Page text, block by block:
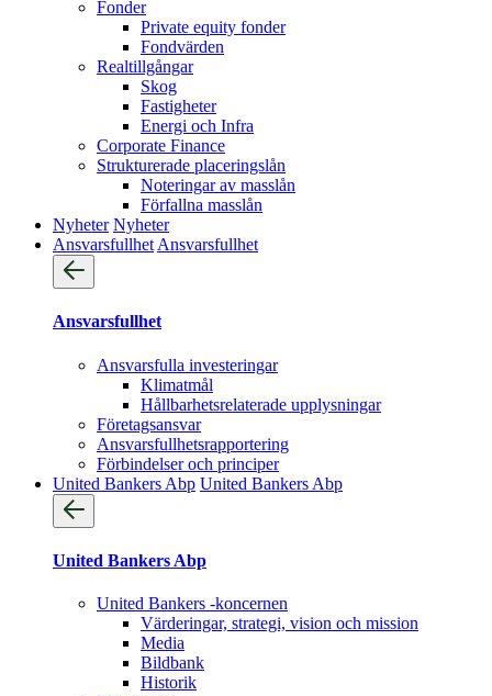
Fonder
Private equity fonder
Fondvärden
Realtillgångar
Skog
Fastigheter
Energi och Infra
Corporate Finance
Strukturerade placeringslån
Noteringar av masslån
Förfallna masslån
Nyheter Nyheter
Ansvarsfullhet Ansvarsfullhet
Ansvarsfullhet
Ansvarsfulla investeringar
Klimatmål
Hållbarhetsrelaterade upplysningar
Företagsansvar
Ansvarsfullhets­rapportering
Förbindelser och principer
United Bankers Abp United Bankers Abp
United Bankers Abp
United Bankers -koncernen
Värderingar, strategi, vision och mission
Media
Bildbank
Historik